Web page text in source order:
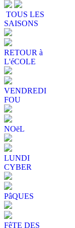
TOUS LES
SAISONS
RETOUR à
L'éCOLE
VENDREDI
FOU
NOëL
LUNDI
CYBER
PâQUES
FêTE DES